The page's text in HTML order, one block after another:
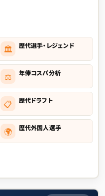
🏛 歴代選手・レジェンド
⚖️ 年俸コスパ分析
📋 歴代ドラフト
🌍 歴代外国人選手